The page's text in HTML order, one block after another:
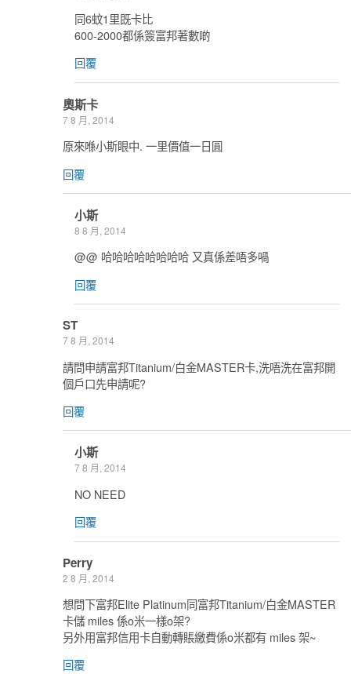
同6蚊1里既卡比
600-2000都係簽富邦著數啲
回覆
奧斯卡
7 8 月, 2014
原來喺小斯眼中. 一里價值一日圓
回覆
小斯
8 8 月, 2014
@@ 哈哈哈哈哈哈哈哈 又真係差唔多喎
回覆
ST
7 8 月, 2014
請問申請富邦Titanium/白金MASTER卡,洗唔洗在富邦開
個戶口先申請呢?
回覆
小斯
7 8 月, 2014
NO NEED
回覆
Perry
2 8 月, 2014
想問下富邦Elite Platinum同富邦Titanium/白金MASTER
卡儲 miles 係o米一樣o架?
另外用富邦信用卡自動轉賬繳費係o米都有 miles 架~
回覆